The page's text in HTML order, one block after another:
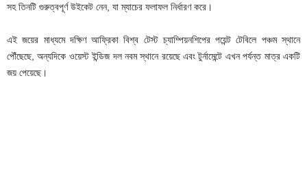
সহ তিনটি গুরুত্বপূর্ণ উইকেট নেন, যা ম্যাচের ফলাফল নির্ধারণ করে।
এই জয়ের মাধ্যমে দক্ষিণ আফ্রিকা বিশ্ব টেস্ট চ্যাম্পিয়নশিপের পয়েন্ট টেবিলে পঞ্চম স্থানে
পৌঁছেছে, অন্যদিকে ওয়েস্ট ইন্ডিজ দল নবম স্থানে রয়েছে এবং টুর্নামেন্টে এখন পর্যন্ত মাত্র একটি
জয় পেয়েছে।